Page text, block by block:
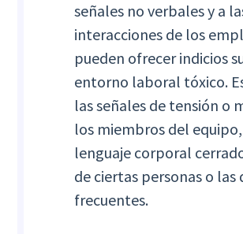
señales no verbales y a
interacciones de los
pueden ofrecer indicios
entorno laboral tóxico.
las señales de tensión o
los miembros del
lenguaje corporal
de ciertas personas o las
frecuentes.